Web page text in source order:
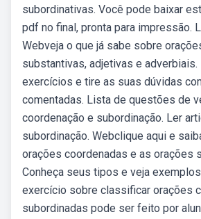
subordinativas. Você pode baixar
pdf no final, pronta para impressão.
Webveja o que já sabe sobre
substantivas, adjetivas e adverbiais.
exercícios e tire as suas dúvidas
comentadas. Lista de questões de
coordenação e subordinação. Ler
subordinação. Webclique aqui e
orações coordenadas e as orações
Conheça seus tipos e veja
exercício sobre classificar orações
subordinadas pode ser feito por